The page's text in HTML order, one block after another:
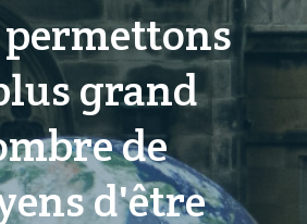
grand
de
d'être